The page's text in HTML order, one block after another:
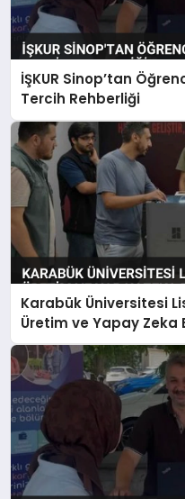
İŞKUR Sinop’tan
Tercih Rehberliği
Karabük Üniversitesi
Üretim ve Yapay Zeka